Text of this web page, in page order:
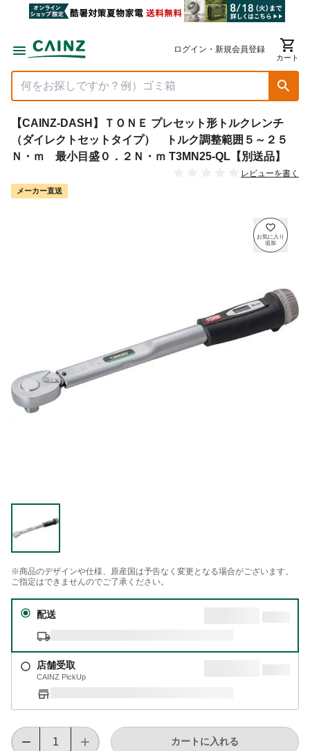
ログイン・新規会員登録
カート
【CAINZ-DASH】ＴＯＮＥ プレセット形トルクレンチ
（ダイレクトセットタイプ） トルク調整範囲５～２５
Ｎ・ｍ 最小目盛０．２Ｎ・ｍ T3MN25-QL【別送品】
レビューを書く
メーカー直送
※商品のデザインや仕様、原産国は予告なく変更となる場合がございます。
ご指定はできませんのでご了承ください。
配送
店舗受取
CAINZ PickUp
カートに入れる